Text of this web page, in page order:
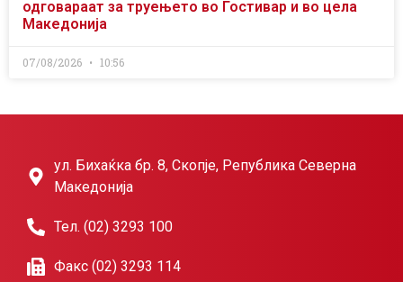
одговараат за труењето во Гостивар и во цела
Македонија
07/08/2026 10:56
ул. Бихаќка бр. 8, Скопје, Република Северна
Македонија
Тел. (02) 3293 100
Факс (02) 3293 114